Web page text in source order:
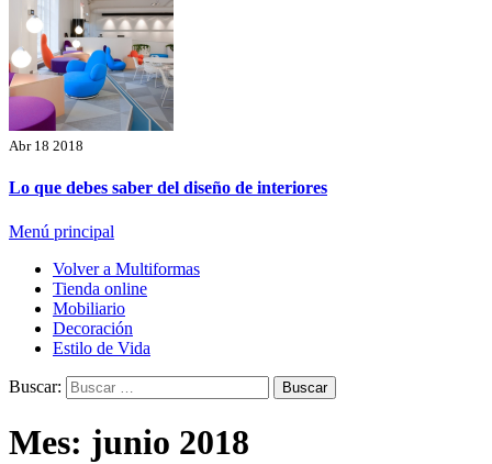
Abr 18 2018
Lo que debes saber del diseño de interiores
Menú principal
Volver a Multiformas
Tienda online
Mobiliario
Decoración
Estilo de Vida
Buscar:
Mes: junio 2018